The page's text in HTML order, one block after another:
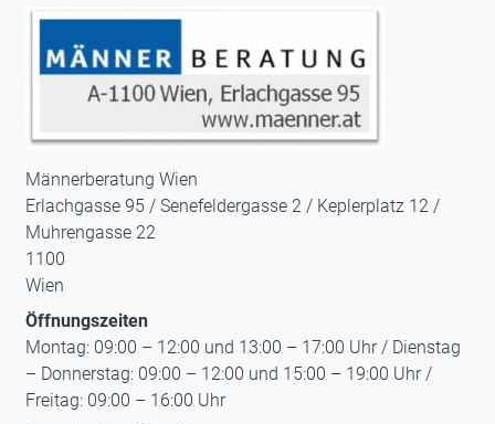
Männerberatung Wien
Erlachgasse 95 / Senefeldergasse 2 / Keplerplatz 12 /
Muhrengasse 22
1100
Wien
Öffnungszeiten
Montag: 09:00 – 12:00 und 13:00 – 17:00 Uhr / Dienstag
– Donnerstag: 09:00 – 12:00 und 15:00 – 19:00 Uhr /
Freitag: 09:00 – 16:00 Uhr